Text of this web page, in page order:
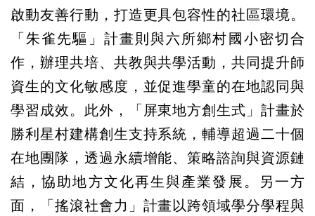
啟動友善行動，打造更具包容性的社區環境。
「朱雀先驅」計畫則與六所鄉村國小密切合
作，辦理共培、共教與共學活動，共同提升師
資生的文化敏感度，並促進學童的在地認同與
學習成效。此外，「屏東地方創生式」計畫於
勝利星村建構創生支持系統，輔導超過二十個
在地團隊，透過永續增能、策略諮詢與資源鏈
結，協助地方文化再生與產業發展。另一方
面，「搖滾社會力」計畫以跨領域學分學程與